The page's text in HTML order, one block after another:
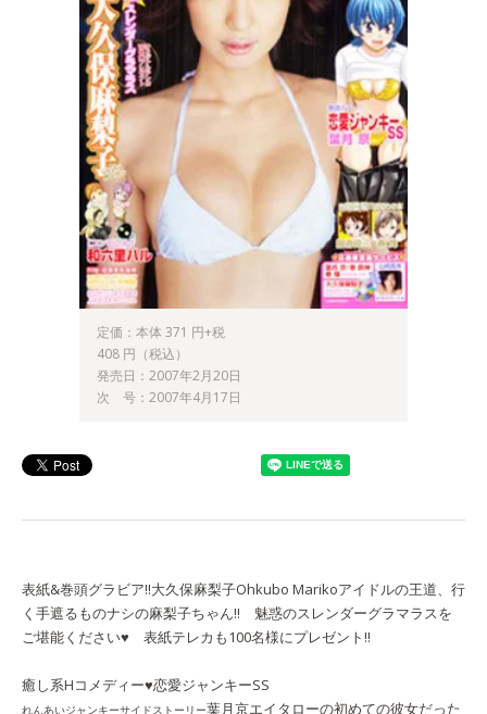
定価：本体 371 円+税
408 円（税込）
発売日：2007年2月20日
次 号：2007年4月17日
表紙&巻頭グラビア!!大久保麻梨子Ohkubo Marikoアイドルの王道、行
く手遮るものナシの麻梨子ちゃん!! 魅惑のスレンダーグラマラスを
ご堪能ください♥ 表紙テレカも100名様にプレゼント!!
癒し系Hコメディー♥恋愛ジャンキーSS
れんあいジャンキーサイドストーリー葉月京エイタローの初めての彼女だった